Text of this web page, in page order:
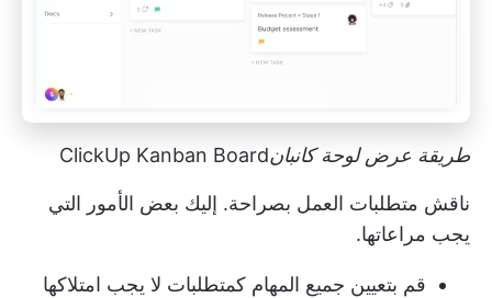
طريقة عرض لوحة كانبانClickUp Kanban Board
ناقش متطلبات العمل بصراحة. إليك بعض الأمور التي
يجب مراعاتها.
قم بتعيين جميع المهام كمتطلبات لا يجب امتلاكها